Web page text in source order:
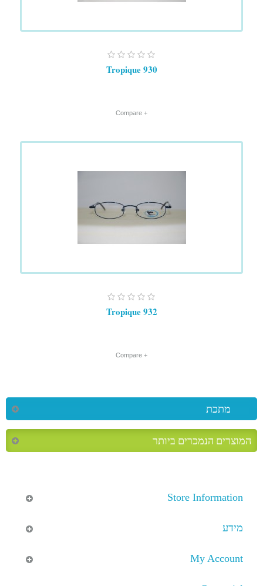
Tropique 930
+ Compare
Tropique 932
+ Compare
מתכת
המוצרים הנמכרים ביותר
Store Information
מידע
My Account